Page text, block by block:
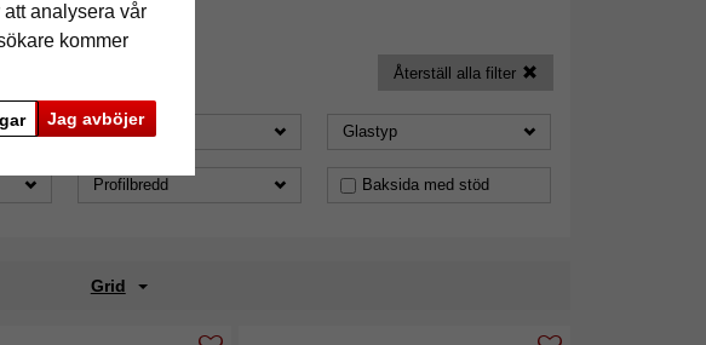
analysera vår
kommer
Jag avböjer
Återställ alla filter
Färg Glastyp
Profilbredd Baksida med stöd
Grid